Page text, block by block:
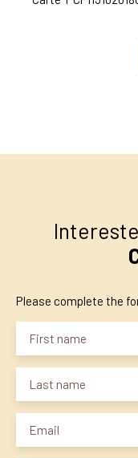
Please complete the
First name
Last name
Email